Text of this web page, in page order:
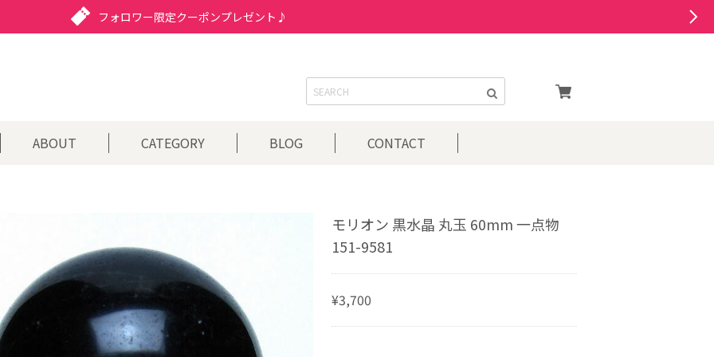
フォロワー限定クーポンプレゼント♪
ABOUT CATEGORY BLOG CONTACT
モリオン 黒水晶 丸玉 60mm 一点物
151-9581
¥3,700